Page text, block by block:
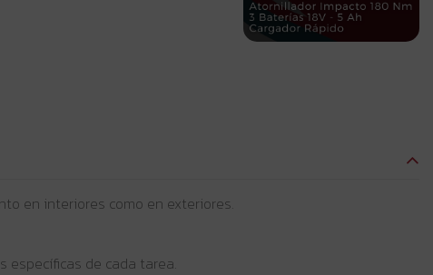
en interiores como en exteriores.
de cada tarea.